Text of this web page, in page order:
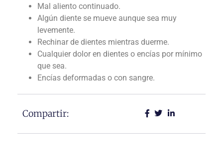
Mal aliento continuado.
Algún diente se mueve aunque sea muy
levemente.
Rechinar de dientes mientras duerme.
Cualquier dolor en dientes o encías por mínimo
que sea.
Encías deformadas o con sangre.
Compartir: